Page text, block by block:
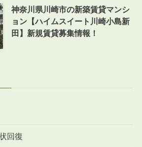
神奈川県川崎市の新築賃貸マンシ
ョン【ハイムスイート川崎小島新
田】新規賃貸募集情報！
回復